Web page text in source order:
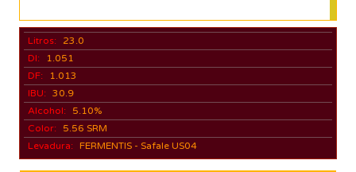
Litros:
23.0
DI:
1.051
DF:
1.013
IBU: 30.9
Alcohol:
5.10%
Color:
5.56 SRM
Levadura: FERMENTIS - Safale US04